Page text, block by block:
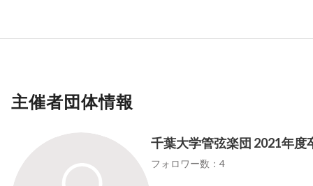
主催者団体情報
千葉大学管弦楽団 2021年度
フォロワー数：4